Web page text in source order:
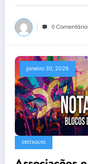
0
janeiro 30, 2026
DESTAQUES